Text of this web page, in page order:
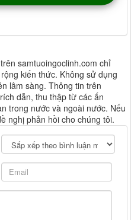
samtuoingoclinh.com chỉ
kiến thức. Không sử dụng
lâm sàng. Thông tin trên
dẫn, thu thập từ các ấn
trong nước và ngoài nước. Nếu
nghị phản hồi cho chúng tôi.